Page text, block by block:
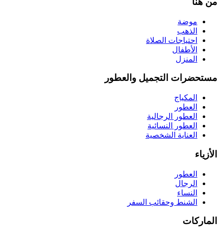
موضة
الذهب
احتياجات الصلاة
الأطفال
المنزل
مستحضرات التجميل والعطور
المكياج
العطور
العطور الرجالية
العطور النسائية
العناية الشخصية
الأزياء
العطور
الرجال
النساء
الشنط وحقائب السفر
الماركات